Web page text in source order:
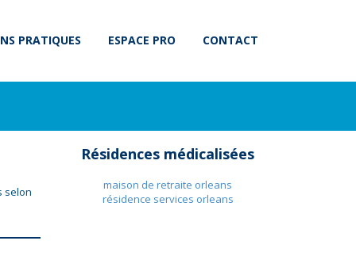
PRATIQUES ESPACE PRO CONTACT
selon
Résidences médicalisées
maison de retraite orleans
résidence services orleans